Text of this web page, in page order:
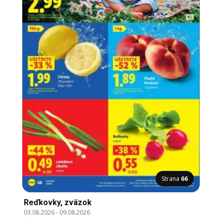
Strana 66
Reďkovky, zväzok
03.08.2026- 09.08.2026